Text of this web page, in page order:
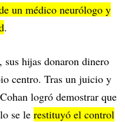
un médico neurólogo y
.
hijas donaron dinero
centro. Tras un juicio y
logró demostrar que
se le restituyó el control